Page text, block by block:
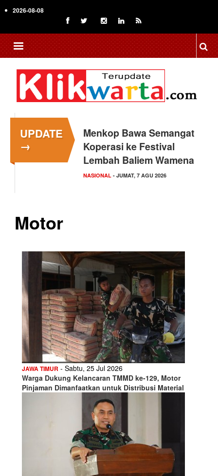
to
content
2026-08-08
UPDATE
→
Menkop Bawa Semangat
Koperasi ke Festival
Lembah Baliem Wamena
NASIONAL - JUMAT, 7 AGU 2026
Tingkatkan Daya Saing
Indonesia, BRIN Fokus
Kembangkan Teknologi…
NASIONAL - JUMAT, 7 AGU 2026
Motor
JAWA TIMUR - Sabtu, 25 Jul 2026
Warga Dukung Kelancaran TMMD ke-129, Motor
Pinjaman Dimanfaatkan untuk Distribusi Material